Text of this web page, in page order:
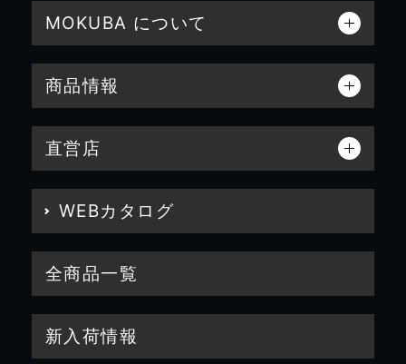
MOKUBA について
商品情報
直営店
WEBカタログ
全商品一覧
新入荷情報